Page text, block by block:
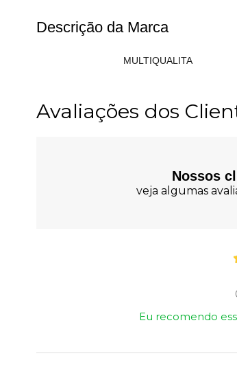
Descrição da Marca
MULTIQUALITA
Avaliações dos
Nossos
veja algumas
Eu recomendo